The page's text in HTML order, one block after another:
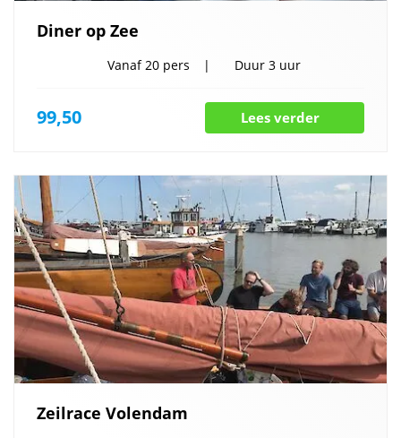
Diner op Zee
Vanaf 20 pers Duur 3 uur
99,50 Lees verder
Zeilrace Volendam